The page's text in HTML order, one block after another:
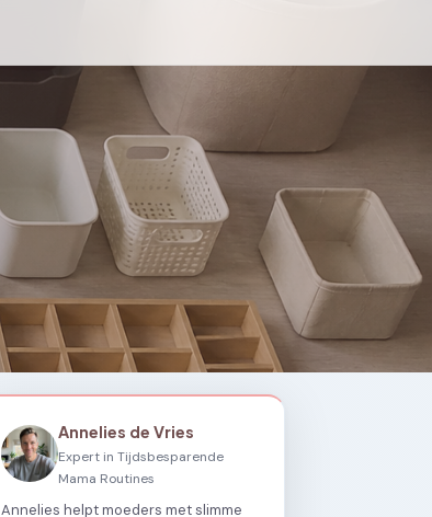
Annelies de Vries
Expert in Tijdsbesparende
Mama Routines
Annelies helpt moeders met slimme